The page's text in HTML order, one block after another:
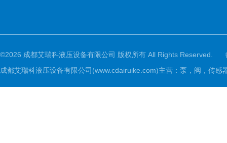
©2026 成都艾瑞科液压设备有限公司 版权所有 All Rights Reserved.
成都艾瑞科液压设备有限公司(www.cdairuike.com)主营：泵，阀，传